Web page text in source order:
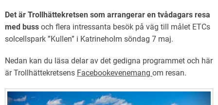
Det är Trollhättekretsen som arrangerar en tvådagars resa
med buss och flera intressanta besök på väg till målet ETCs
solcellspark ”Kullen” i Katrineholm söndag 7 maj.
Nedan kan du läsa delar av det gedigna programmet och här
är Trollhättekretsens Facebookevenemang om resan.